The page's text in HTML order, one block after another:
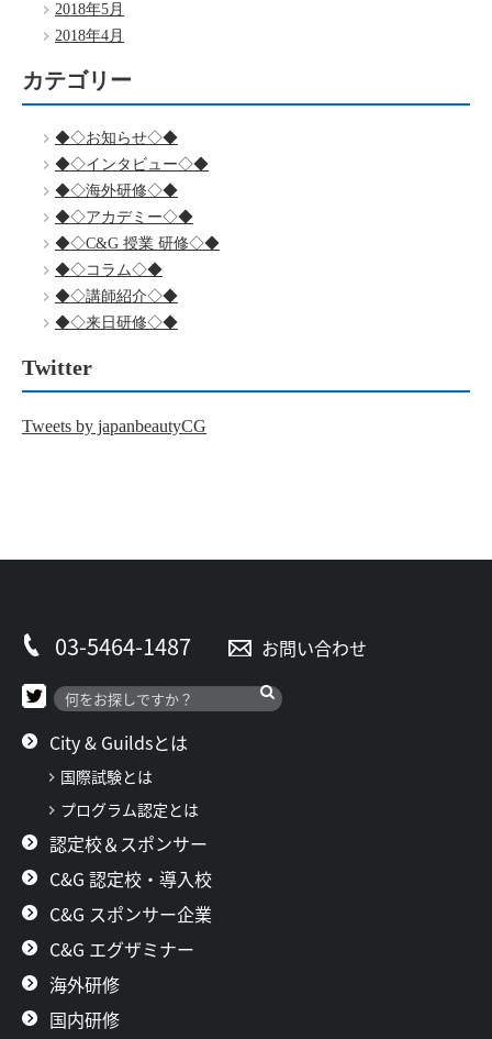
2018年5月
2018年4月
カテゴリー
◆◇お知らせ◇◆
◆◇インタビュー◇◆
◆◇海外研修◇◆
◆◇アカデミー◇◆
◆◇C&G 授業 研修◇◆
◆◇コラム◇◆
◆◇講師紹介◇◆
◆◇来日研修◇◆
Twitter
Tweets by japanbeautyCG
03-5464-1487 お問い合わせ
City & Guildsとは
国際試験とは
プログラム認定とは
認定校＆スポンサー
C&G 認定校・導入校
C&G スポンサー企業
C&G エグザミナー
海外研修
国内研修